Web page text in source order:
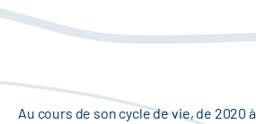
Au cours de son cycle de vie, de 2020